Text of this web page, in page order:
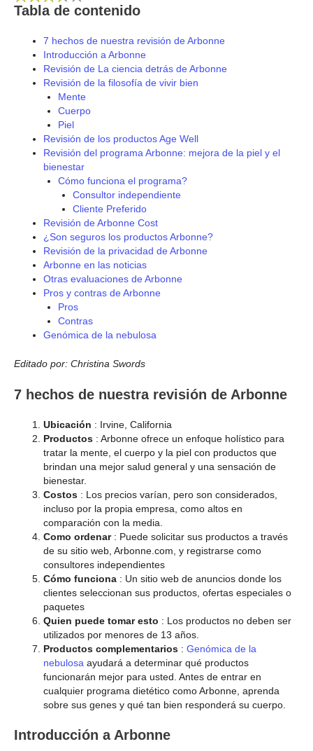
Tabla de contenido
7 hechos de nuestra revisión de Arbonne
Introducción a Arbonne
Revisión de La ciencia detrás de Arbonne
Revisión de la filosofía de vivir bien
Mente
Cuerpo
Piel
Revisión de los productos Age Well
Revisión del programa Arbonne: mejora de la piel y el
bienestar
Cómo funciona el programa?
Consultor independiente
Cliente Preferido
Revisión de Arbonne Cost
¿Son seguros los productos Arbonne?
Revisión de la privacidad de Arbonne
Arbonne en las noticias
Otras evaluaciones de Arbonne
Pros y contras de Arbonne
Pros
Contras
Genómica de la nebulosa
Editado por: Christina Swords
7 hechos de nuestra revisión de Arbonne
Ubicación : Irvine, California
Productos : Arbonne ofrece un enfoque holístico para
tratar la mente, el cuerpo y la piel con productos que
brindan una mejor salud general y una sensación de
bienestar.
Costos : Los precios varían, pero son considerados,
incluso por la propia empresa, como altos en
comparación con la media.
Como ordenar: Puede solicitar sus productos a través
de su sitio web, Arbonne.com, y registrarse como
consultores independientes
Cómo funciona : Un sitio web de anuncios donde los
clientes seleccionan sus productos, ofertas especiales o
paquetes
Quien puede tomar esto : Los productos no deben ser
utilizados por menores de 13 años.
Productos complementarios : Genómica de la
nebulosa ayudará a determinar qué productos
funcionarán mejor para usted. Antes de entrar en
cualquier programa dietético como Arbonne, aprenda
sobre sus genes y qué tan bien responderá su cuerpo.
Introducción a Arbonne